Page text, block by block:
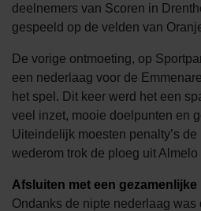
deelnemers van Scoren in
gespeeld op de velden van
De vorige ontmoeting, op
een nederlaag voor de
het spel. Dit keer werd het een
veel inzet, mooie doelpunten en
Uiteindelijk moesten penalty’s
wederom trok de ploeg uit
Afsluiten met een gezamenlijke
Ondanks de nipte nederlaag was